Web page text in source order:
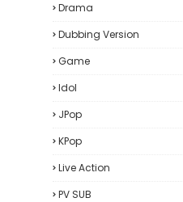
Drama
Dubbing Version
Game
Idol
JPop
KPop
Live Action
PV SUB